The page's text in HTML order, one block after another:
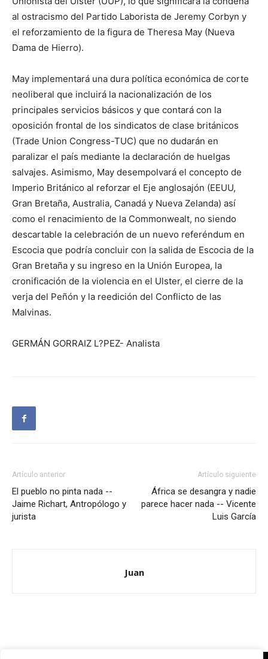
al ostracismo del Partido Laborista de Jeremy Corbyn y
el reforzamiento de la figura de Theresa May (Nueva
Dama de Hierro).
May implementará una dura política económica de corte
neoliberal que incluirá la nacionalización de los
principales servicios básicos y que contará con la
oposición frontal de los sindicatos de clase británicos
(Trade Union Congress-TUC) que no dudarán en
paralizar el país mediante la declaración de huelgas
salvajes. Asimismo, May desempolvará el concepto de
Imperio Británico al reforzar el Eje anglosajón (EEUU,
Gran Bretaña, Australia, Canadá y Nueva Zelanda) así
como el renacimiento de la Commonwealt, no siendo
descartable la celebración de un nuevo referéndum en
Escocia que podría concluir con la salida de Escocia de la
Gran Bretaña y su ingreso en la Unión Europea, la
cronificación de la violencia en el Ulster, el cierre de la
verja del Peñón y la reedición del Conflicto de las
Malvinas.
GERMÁN GORRAIZ L?PEZ- Analista
Artículo anterior
El pueblo no pinta nada --
Jaime Richart, Antropólogo y
jurista
Artículo siguiente
África se desangra y nadie
parece hacer nada -- Vicente
Luis García
Juan